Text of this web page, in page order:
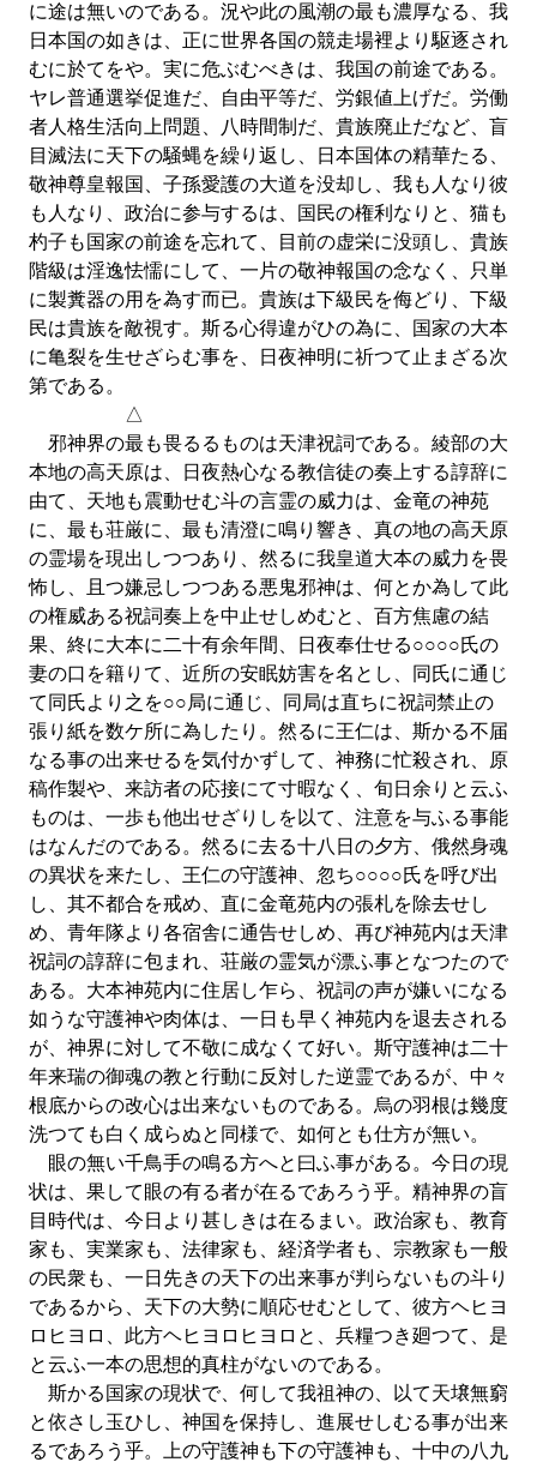
に途は無いのである。況や此の風潮の最も濃厚なる、我
日本国の如きは、正に世界各国の競走場裡より駆逐され
むに於てをや。実に危ぶむべきは、我国の前途である。
ヤレ普通選挙促進だ、自由平等だ、労銀値上げだ。労働
者人格生活向上問題、八時間制だ、貴族廃止だなど、盲
目滅法に天下の騒蝿を繰り返し、日本国体の精華たる、
敬神尊皇報国、子孫愛護の大道を没却し、我も人なり彼
も人なり、政治に参与するは、国民の権利なりと、猫も
杓子も国家の前途を忘れて、目前の虚栄に没頭し、貴族
階級は淫逸怯懦にして、一片の敬神報国の念なく、只単
に製糞器の用を為す而已。貴族は下級民を侮どり、下級
民は貴族を敵視す。斯る心得違がひの為に、国家の大本
に亀裂を生せざらむ事を、日夜神明に祈つて止まざる次
第である。
△
邪神界の最も畏るるものは天津祝詞である。綾部の大
本地の高天原は、日夜熱心なる教信徒の奏上する諄辞に
由て、天地も震動せむ斗の言霊の威力は、金竜の神苑
に、最も荘厳に、最も清澄に鳴り響き、真の地の高天原
の霊場を現出しつつあり、然るに我皇道大本の威力を畏
怖し、且つ嫌忌しつつある悪鬼邪神は、何とか為して此
の権威ある祝詞奏上を中止せしめむと、百方焦慮の結
果、終に大本に二十有余年間、日夜奉仕せる○○○○氏の
妻の口を籍りて、近所の安眠妨害を名とし、同氏に通じ
て同氏より之を○○局に通じ、同局は直ちに祝詞禁止の
張り紙を数ケ所に為したり。然るに王仁は、斯かる不届
なる事の出来せるを気付かずして、神務に忙殺され、原
稿作製や、来訪者の応接にて寸暇なく、旬日余りと云ふ
ものは、一歩も他出せざりしを以て、注意を与ふる事能
はなんだのである。然るに去る十八日の夕方、俄然身魂
の異状を来たし、王仁の守護神、忽ち○○○○氏を呼び出
し、其不都合を戒め、直に金竜苑内の張札を除去せし
め、青年隊より各宿舎に通告せしめ、再び神苑内は天津
祝詞の諄辞に包まれ、荘厳の霊気が漂ふ事となつたので
ある。大本神苑内に住居し乍ら、祝詞の声が嫌いになる
如うな守護神や肉体は、一日も早く神苑内を退去される
が、神界に対して不敬に成なくて好い。斯守護神は二十
年来瑞の御魂の教と行動に反対した逆霊であるが、中々
根底からの改心は出来ないものである。烏の羽根は幾度
洗つても白く成らぬと同様で、如何とも仕方が無い。
眼の無い千鳥手の鳴る方へと曰ふ事がある。今日の現
状は、果して眼の有る者が在るであろう乎。精神界の盲
目時代は、今日より甚しきは在るまい。政治家も、教育
家も、実業家も、法律家も、経済学者も、宗教家も一般
の民衆も、一日先きの天下の出来事が判らないもの斗り
であるから、天下の大勢に順応せむとして、彼方ヘヒヨ
ロヒヨロ、此方ヘヒヨロヒヨロと、兵糧つき廻つて、是
と云ふ一本の思想的真柱がないのである。
斯かる国家の現状で、何して我祖神の、以て天壌無窮
と依さし玉ひし、神国を保持し、進展せしむる事が出来
るであろう乎。上の守護神も下の守護神も、十中の八九